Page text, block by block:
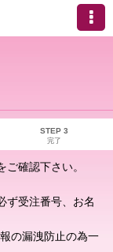
STEP 3
完了
確認下さい。
ず受注番号、お名
の漏洩防止の為一